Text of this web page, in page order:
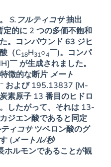
S.フルティコサ抽出
定的に 2 つの多価不飽和
。コンパウンド63 ジヒ
（C18H31 ○4￣)。コンパ
￣ が生成されました。
徴的な断片 メート
− および 195.13837 [M-
素原子 13 番目のヒドロ
したがって、それは 13-
ジエン酸であると同定
ィコサツベロン酸のグ
(メートル/秒
ホルモンであることが観